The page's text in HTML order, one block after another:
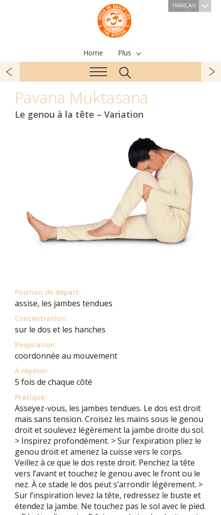
FRANÇAIS
Home Plus
Pavana Muktasana
Le genou à la tête – Variation
Position de départ:
assise, les jambes tendues
Concentration:
sur le dos et les hanches
Respiration:
coordonnée au mouvement
À répéter:
5 fois de chaque côté
Pratique:
Asseyez-vous, les jambes tendues. Le dos est droit
mais sans tension. Croisez les mains sous le genou
droit et soulevez légèrement la jambe droite du sol.
> Inspirez profondément. > Sur l’expiration pliez le
genou droit et amenez la cuisse vers le corps.
Veillez à ce que le dos reste droit. Penchez la tête
vers l’avant et touchez le genou avec le front ou le
nez. À ce stade le dos peut s’arrondir légèrement. >
Sur l’inspiration levez la tête, redressez le buste et
étendez la jambe. Ne touchez pas le sol avec le pied.